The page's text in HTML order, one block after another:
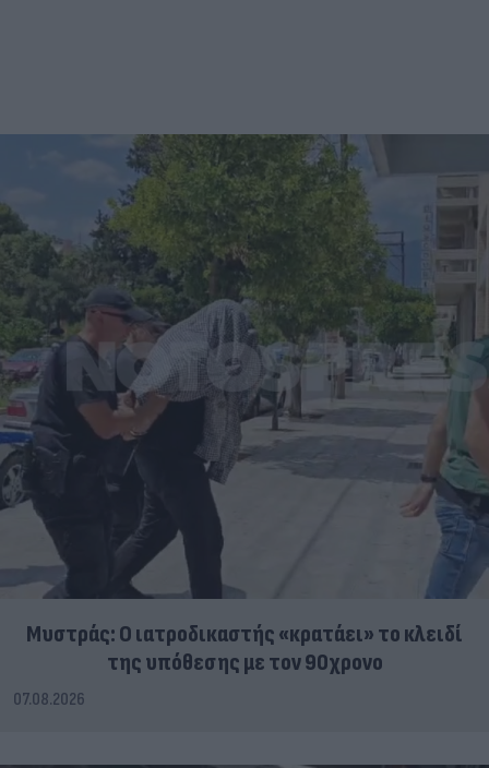
Μυστράς: Ο ιατροδικαστής «κρατάει» το κλειδί
της υπόθεσης με τον 90χρονο
07.08.2026